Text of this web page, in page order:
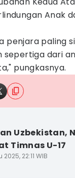
Anak
penjara paling
sepertiga dari
pungkasnya.
Uzbekistan,
Timnas U-17
2025, 22:11 WIB